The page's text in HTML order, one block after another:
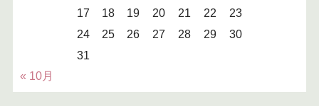
17 18 19 20 21 22
23
24
25 26 27 28 29
30
31
« 10月